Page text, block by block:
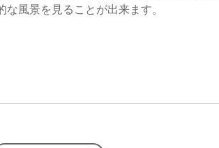
風景を見ることが出来ます。